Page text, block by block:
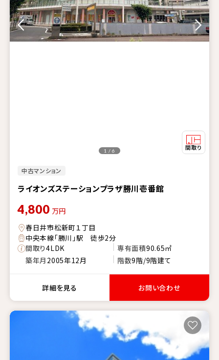
中古マンション
ライオンズステーションプラザ勝川壱番館
1 / 6
4,800 万円
春日井市松新町１丁目
中央本線「勝川」駅 徒歩2分
間取り4LDK 専有面積90.65㎡
築年月 2005年12月 階数9階/9階建て
詳細を見る お問い合わせ